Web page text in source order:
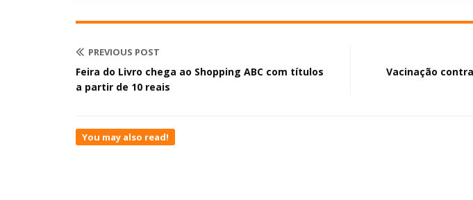
PREVIOUS POST
Feira do Livro chega ao Shopping ABC com títulos
a partir de 10 reais
Vacinação
You may also read!